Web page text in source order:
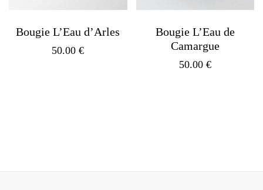
Bougie L’Eau d’Arles
50.00€
Bougie L’Eau de
Camargue
50.00 €